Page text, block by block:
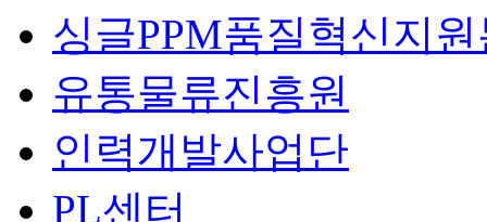
싱글PPM품질혁신지
유통물류진흥원
인력개발사업단
PL센터